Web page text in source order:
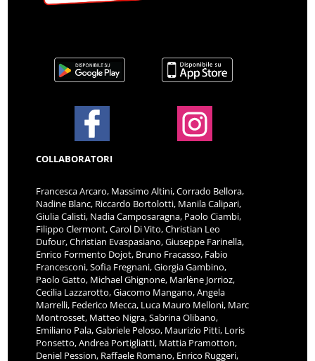
COLLABORATORI
Francesca Arcaro, Massimo Altini, Corrado Bellora,
Nadine Blanc, Riccardo Bortolotti, Manila Calipari,
Giulia Calisti, Nadia Camposaragna, Paolo Ciambi,
Filippo Clermont, Carol Di Vito, Christian Leo
Dufour, Christian Evaspasiano, Giuseppe Farinella,
Enrico Formento Dojot, Bruno Fracasso, Fabio
Francesconi, Sofia Fregnani, Giorgia Gambino,
Paolo Gatto, Michael Ghignone, Marlène Jorrioz,
Cecilia Lazzarotto, Giacomo Mangano, Angela
Marrelli, Federico Mecca, Luca Mauro Melloni, Marc
Montrosset, Matteo Nigra, Sabrina Olibano,
Emiliano Pala, Gabriele Peloso, Maurizio Pitti, Loris
Ponsetto, Andrea Portigliatti, Mattia Pramotton,
Deniel Pession, Raffaele Romano, Enrico Ruggeri,